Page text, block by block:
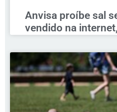
Anvisa proíbe sal
vendido na